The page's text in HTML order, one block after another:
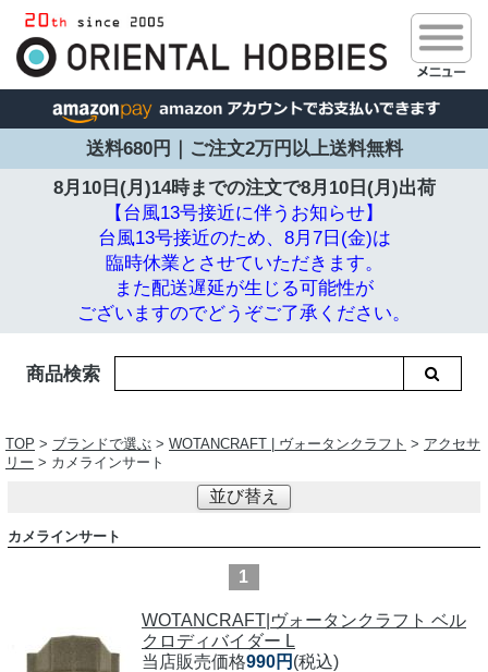
送料680円｜ご注文2万円以上送料無料
8月10日(月)14時までの注文で8月10日(月)出荷
【台風13号接近に伴うお知らせ】
台風13号接近のため、8月7日(金)は
臨時休業とさせていただきます。
また配送遅延が生じる可能性が
ございますのでどうぞご了承ください。
商品検索
TOP > ブランドで選ぶ > WOTANCRAFT | ヴォータンクラフト > アクセサ
リー > カメラインサート
並び替え
カメラインサート
1
WOTANCRAFT|ヴォータンクラフト ベル
クロディバイダー L
当店販売価格990円 (税込)